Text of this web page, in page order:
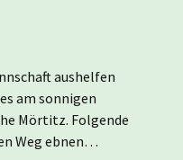
aushelfen
am sonnigen
Mörtitz. Folgende
Weg ebnen…